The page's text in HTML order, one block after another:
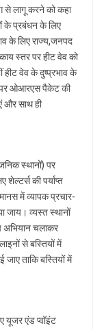
से लागू करने को कहा
के प्रबंधन के लिए
के लिए राज्य,जनपद
स्तर पर हीट वेव को
हीट वेव के दुष्प्रभाव के
पर ओआरएस पैकेट की
और साथ ही
स्थानों) पर
की पर्याप्त
में व्यापक प्रचार-
जाय। व्यस्त स्थानों
अभियान चलाकर
से बस्तियों में
जाए ताकि बस्तियों में
यूजर एंड प्वॉइंट